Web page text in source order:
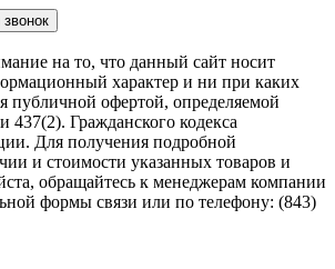
на то, что данный сайт носит
характер и ни при каких
публичной офертой, определяемой
437(2). Гражданского кодекса
Для получения подробной
и стоимости указанных товаров и
обращайтесь к менеджерам компании
формы связи или по телефону: (843)